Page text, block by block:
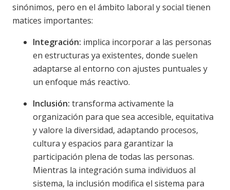
sinónimos, pero en el ámbito laboral y social tienen
matices importantes:
Integración: implica incorporar a las personas
en estructuras ya existentes, donde suelen
adaptarse al entorno con ajustes puntuales y
un enfoque más reactivo.
Inclusión: transforma activamente la
organización para que sea accesible, equitativa
y valore la diversidad, adaptando procesos,
cultura y espacios para garantizar la
participación plena de todas las personas.
Mientras la integración suma individuos al
sistema, la inclusión modifica el sistema para